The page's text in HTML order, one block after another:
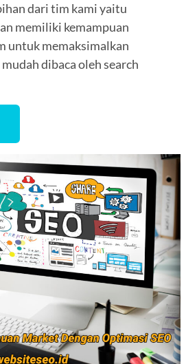
dari tim kami yaitu
memiliki kemampuan
untuk memaksimalkan
dibaca oleh search